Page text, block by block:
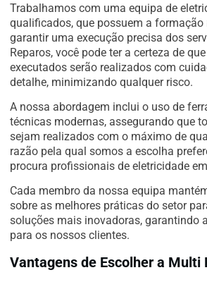
Trabalhamos com uma equipa de
qualificados, que possuem a formação
garantir uma execução precisa dos
Reparos, você pode ter a certeza de
executados serão realizados com
detalhe, minimizando qualquer risco.
A nossa abordagem inclui o uso de
técnicas modernas, assegurando que
sejam realizados com o máximo de
razão pela qual somos a escolha
procura profissionais de eletricidade
Cada membro da nossa equipa
sobre as melhores práticas do setor
soluções mais inovadoras, garantindo
para os nossos clientes.
Vantagens de Escolher a Multi